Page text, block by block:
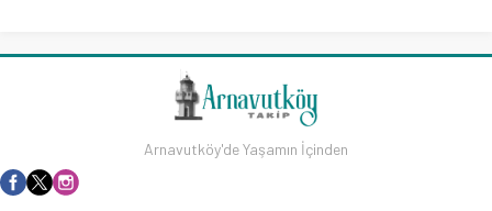
Arnavutköy'de Yaşamın İçinden